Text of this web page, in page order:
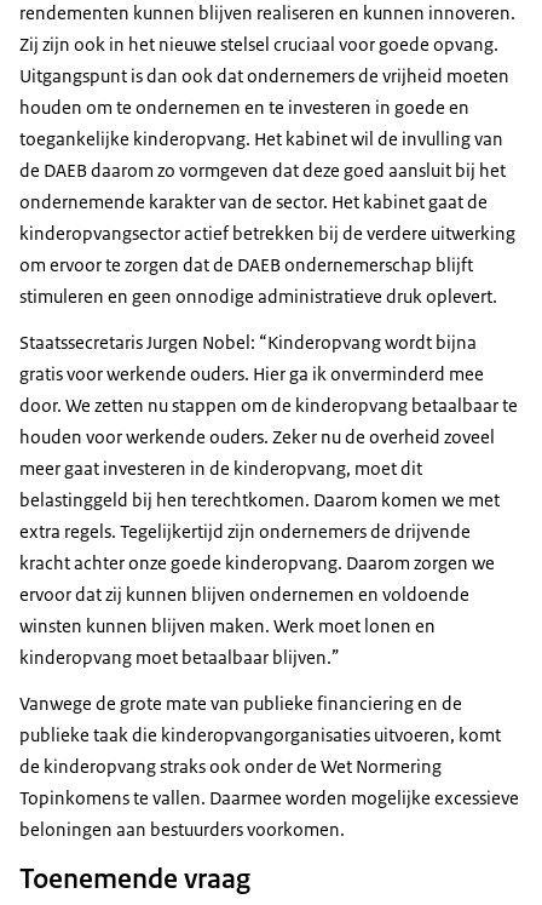
rendementen kunnen blijven realiseren en kunnen innoveren.
Zij zijn ook in het nieuwe stelsel cruciaal voor goede opvang.
Uitgangspunt is dan ook dat ondernemers de vrijheid moeten
houden om te ondernemen en te investeren in goede en
toegankelijke kinderopvang. Het kabinet wil de invulling van
de DAEB daarom zo vormgeven dat deze goed aansluit bij het
ondernemende karakter van de sector. Het kabinet gaat de
kinderopvangsector actief betrekken bij de verdere uitwerking
om ervoor te zorgen dat de DAEB ondernemerschap blijft
stimuleren en geen onnodige administratieve druk oplevert.
Staatssecretaris Jurgen Nobel: “Kinderopvang wordt bijna
gratis voor werkende ouders. Hier ga ik onverminderd mee
door. We zetten nu stappen om de kinderopvang betaalbaar te
houden voor werkende ouders. Zeker nu de overheid zoveel
meer gaat investeren in de kinderopvang, moet dit
belastinggeld bij hen terechtkomen. Daarom komen we met
extra regels. Tegelijkertijd zijn ondernemers de drijvende
kracht achter onze goede kinderopvang. Daarom zorgen we
ervoor dat zij kunnen blijven ondernemen en voldoende
winsten kunnen blijven maken. Werk moet lonen en
kinderopvang moet betaalbaar blijven.”
Vanwege de grote mate van publieke financiering en de
publieke taak die kinderopvangorganisaties uitvoeren, komt
de kinderopvang straks ook onder de Wet Normering
Topinkomens te vallen. Daarmee worden mogelijke excessieve
beloningen aan bestuurders voorkomen.
Toenemende vraag